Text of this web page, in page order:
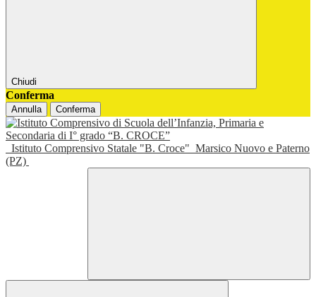
Chiudi
Conferma
Annulla Conferma
Istituto Comprensivo Statale "B. Croce" Marsico Nuovo e Paterno
(PZ)